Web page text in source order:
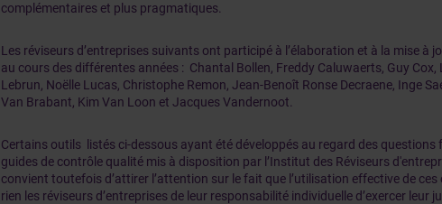
complémentaires et plus pragmatiques.
Les réviseurs d’entreprises suivants ont participé à l’élaboration et à la mise à
au cours des différentes années : Chantal Bollen, Freddy Caluwaerts, Guy Cox,
Lebrun, Noëlle Lucas, Christophe Remon, Jean-Benoît Ronse Decraene, Inge
Van Brabant, Kim Van Loon et Jacques Vandernoot.
Certains outils listés ci-dessous ayant été développés au regard des questions
guides de contrôle qualité mis à disposition par l’Institut des Réviseurs
convient toutefois d’attirer l’attention sur le fait que l’utilisation effective de ces
rien les réviseurs d’entreprises de leur responsabilité individuelle d’exercer leur